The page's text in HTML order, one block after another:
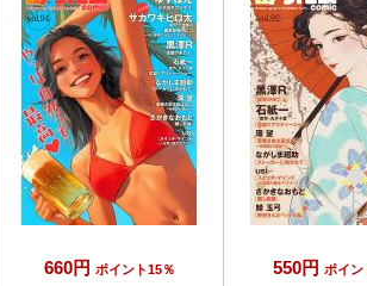
660円 ポイント15％ 550円 ポイン